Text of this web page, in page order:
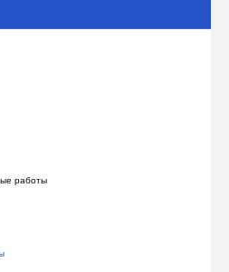
работы